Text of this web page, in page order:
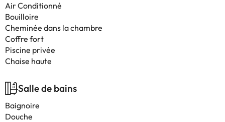
Air Conditionné
Bouilloire
Cheminée dans la chambre
Coffre fort
Piscine privée
Chaise haute
Salle de bains
Baignoire
Douche